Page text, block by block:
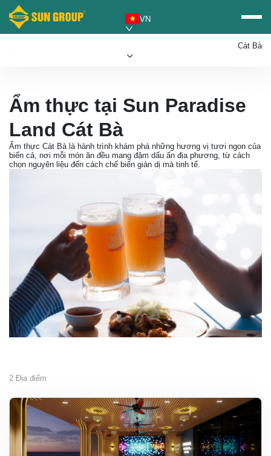
VN
Cát Bà
Mua sắm
Lưu trú
Tin tức
Mua vé Sun PhuQuoc
Airways
Ưu đãi Sun World
Ẩm thực tại Sun Paradise
Land Cát Bà
Ẩm thực Cát Bà là hành trình khám phá những hương vị tươi ngon của
biển cả, nơi mỗi món ăn đều mang đậm dấu ấn địa phương, từ cách
chọn nguyên liệu đến cách chế biến giản dị mà tinh tế.
2 Địa điểm